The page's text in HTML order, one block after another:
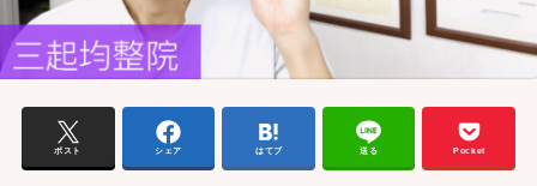
ポスト シェア はてブ 送る Pocket